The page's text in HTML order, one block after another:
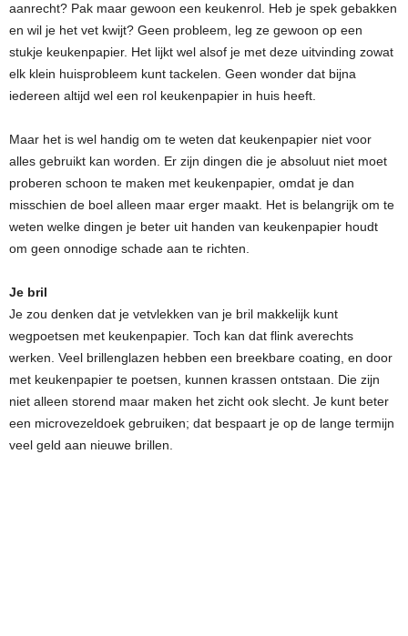
aanrecht? Pak maar gewoon een keukenrol. Heb je spek gebakken
en wil je het vet kwijt? Geen probleem, leg ze gewoon op een
stukje keukenpapier. Het lijkt wel alsof je met deze uitvinding zowat
elk klein huisprobleem kunt tackelen. Geen wonder dat bijna
iedereen altijd wel een rol keukenpapier in huis heeft.
Maar het is wel handig om te weten dat keukenpapier niet voor
alles gebruikt kan worden. Er zijn dingen die je absoluut niet moet
proberen schoon te maken met keukenpapier, omdat je dan
misschien de boel alleen maar erger maakt. Het is belangrijk om te
weten welke dingen je beter uit handen van keukenpapier houdt
om geen onnodige schade aan te richten.
Je bril
Je zou denken dat je vetvlekken van je bril makkelijk kunt
wegpoetsen met keukenpapier. Toch kan dat flink averechts
werken. Veel brillenglazen hebben een breekbare coating, en door
met keukenpapier te poetsen, kunnen krassen ontstaan. Die zijn
niet alleen storend maar maken het zicht ook slecht. Je kunt beter
een microvezeldoek gebruiken; dat bespaart je op de lange termijn
veel geld aan nieuwe brillen.